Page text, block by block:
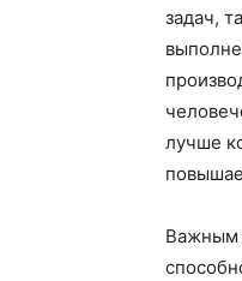
задач,
лучше
Важным